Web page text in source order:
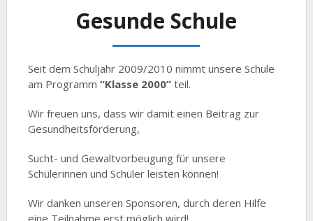
Gesunde Schule
Seit dem Schuljahr 2009/2010 nimmt unsere Schule
am Programm “Klasse 2000”teil.
Wir freuen uns, dass wir damit einen Beitrag zur
Gesundheitsförderung,
Sucht- und Gewaltvorbeugung für unsere
Schülerinnen und Schüler leisten können!
Wir danken unseren Sponsoren, durch deren Hilfe
eine Teilnahme erst möglich wird!